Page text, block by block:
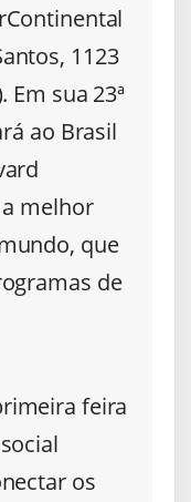
1123
Em sua 23ª
ao Brasil
melhor
que
de
feira
os